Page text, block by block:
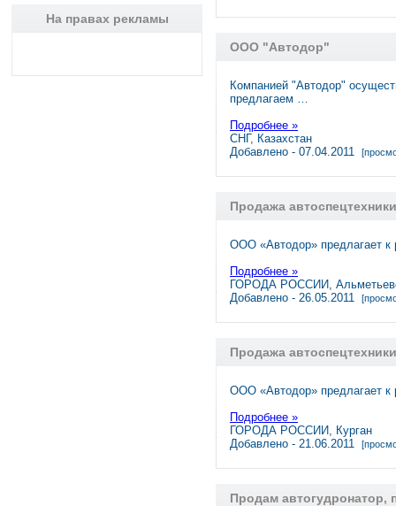
На правах рекламы
ООО "Автодор"
Компанией "Автодор"
предлагаем …
Подробнее »
СНГ, Казахстан
Добавлено - 07.04.2011
Продажа автоспецтехники
ООО «Автодор» предлагает
Подробнее »
ГОРОДА РОССИИ,
Добавлено - 26.05.2011
Продажа
ООО «Автодор» предлагает
Подробнее »
ГОРОДА РОССИИ, Курган
Добавлено - 21.06.2011
Продам автогудронатор,